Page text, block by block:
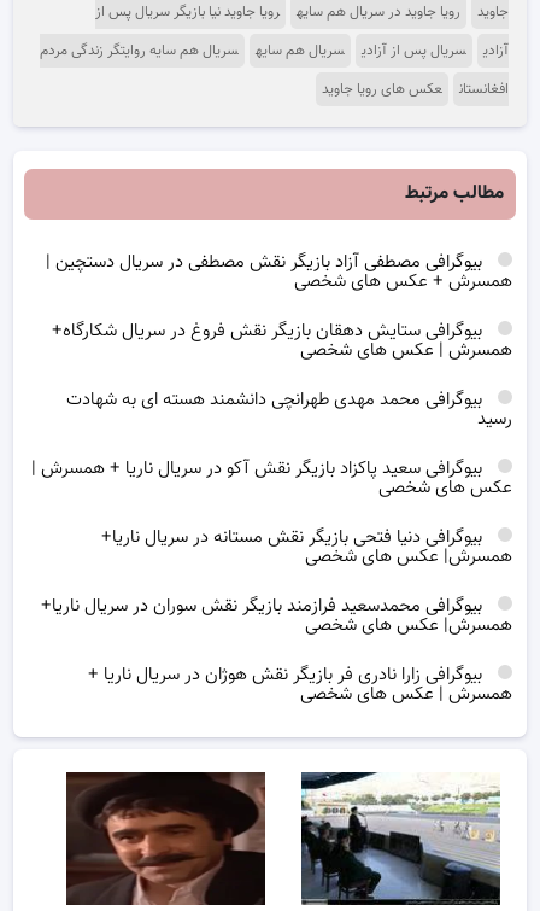
جاوید
رویا جاوید در سریال هم سایه
رویا جاوید نیا بازیگر سریال پس از
آزادی
سریال پس از آزادی سریال هم سایه
سریال هم سایه روایتگر زندگی مردم
افغانستان
عکس های رویا جاوید
مطالب مرتبط
بیوگرافی مصطفی آزاد بازیگر نقش مصطفی در سریال دستچین |
همسرش + عکس های شخصی
بیوگرافی ستایش دهقان بازیگر نقش فروغ در سریال شکارگاه+
همسرش | عکس های شخصی
بیوگرافی محمد مهدی طهرانچی دانشمند هسته ای به شهادت
رسید
بیوگرافی سعید پاکزاد بازیگر نقش آکو در سریال ناریا + همسرش |
عکس های شخصی
بیوگرافی دنیا فتحی بازیگر نقش مستانه در سریال ناریا+
همسرش| عکس های شخصی
بیوگرافی محمدسعید فرازمند بازیگر نقش سوران در سریال ناریا+
همسرش| عکس های شخصی
بیوگرافی زارا نادری فر بازیگر نقش هوژان در سریال ناریا +
همسرش | عکس های شخصی